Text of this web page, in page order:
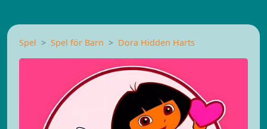
Spel Spel för Barn Dora Hidden Harts